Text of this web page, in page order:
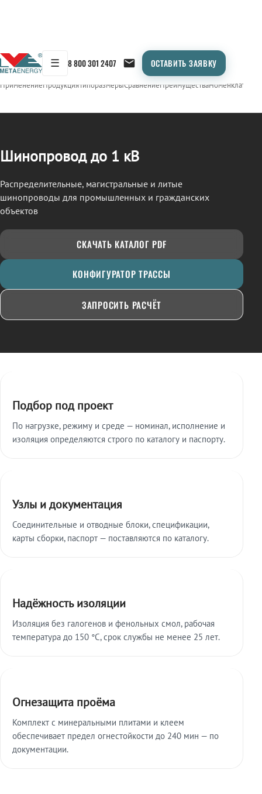
☰ 8 800 301 2407 ОСТАВИТЬ ЗАЯВКУ
← Продукция/ШИНОПРОВОД
ПрименениеПродукцияТипоразмерыСравнениеПреимуществаНоменклатура
Шинопровод до 1 кВ
Распределительные, магистральные и литые
шинопроводы для промышленных и гражданских
объектов
СКАЧАТЬ КАТАЛОГ PDF
КОНФИГУРАТОР ТРАССЫ
ЗАПРОСИТЬ РАСЧЁТ
Подбор под проект
По нагрузке, режиму и среде — номинал, исполнение и
изоляция определяются строго по каталогу и паспорту.
Узлы и документация
Соединительные и отводные блоки, спецификации,
карты сборки, паспорт — поставляются по каталогу.
Надёжность изоляции
Изоляция без галогенов и фенольных смол, рабочая
температура до 150 °C, срок службы не менее 25 лет.
Огнезащита проёма
Комплект с минеральными плитами и клеем
обеспечивает предел огнестойкости до 240 мин — по
документации.